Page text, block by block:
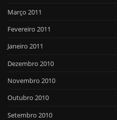
Março 2011
Fevereiro 2011
Janeiro 2011
Dezembro 2010
Novembro 2010
Outubro 2010
Setembro 2010